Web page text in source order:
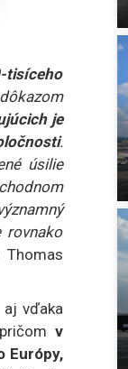
je
.
úsilie
vďaka
v
Európy,